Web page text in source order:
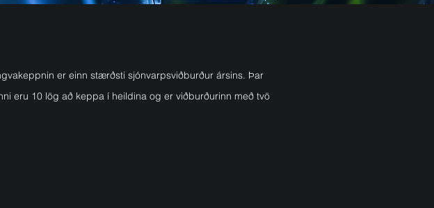
er einn stærðsti sjónvarpsviðburður ársins. Þar
eru 10 lög að keppa í heildina og er viðburðurinn með tvö